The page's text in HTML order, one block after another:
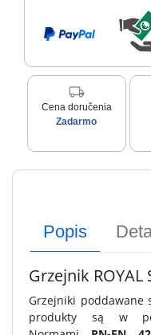
local_shipping
Cena doručenia
Zadarmo
Popis
Grzejnik ROYAL
Grzejniki poddawane
produkty są w